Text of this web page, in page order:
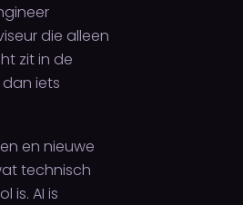
die alleen
zit in de
iets
en nieuwe
technisch
is. AI is